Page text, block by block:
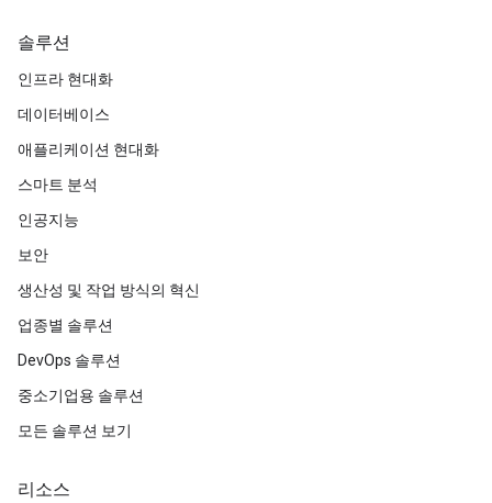
솔루션
인프라 현대화
데이터베이스
애플리케이션 현대화
스마트 분석
인공지능
보안
생산성 및 작업 방식의 혁신
업종별 솔루션
DevOps 솔루션
중소기업용 솔루션
모든 솔루션 보기
리소스